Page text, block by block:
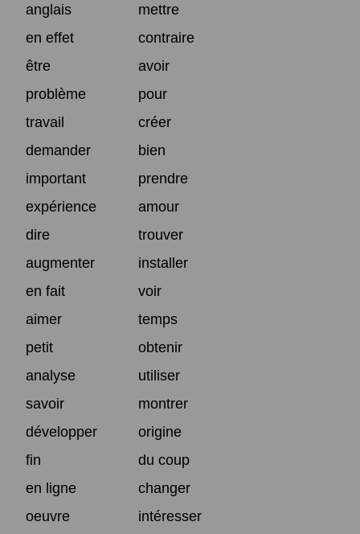
anglais
mettre
en effet
contraire
être
avoir
problème
pour
travail
créer
demander
bien
important
prendre
expérience
amour
dire
trouver
augmenter
installer
en fait
voir
aimer
temps
petit
obtenir
analyse
utiliser
savoir
montrer
développer
origine
fin
du coup
en ligne
changer
oeuvre
intéresser